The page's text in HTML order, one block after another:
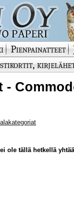
Pienpainatteet
-
ole tällä hetkellä